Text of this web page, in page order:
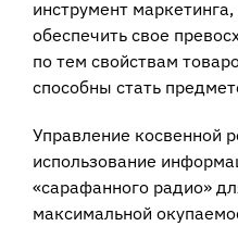
инструмент
обеспечить свое
по тем свойствам
способны стать
Управление косвенной
использование
«сарафанного радио»
максимальной